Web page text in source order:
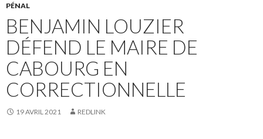
PÉNAL
BENJAMIN LOUZIER
DÉFEND LE MAIRE DE
CABOURG EN
CORRECTIONNELLE
19 AVRIL 2021 REDLINK